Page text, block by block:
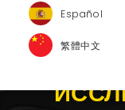
Español
繁體中文